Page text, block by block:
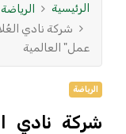
الرئيسية
الرياضة
شركة نادي
عمل" العالمية
الرياضة
شركة نادي